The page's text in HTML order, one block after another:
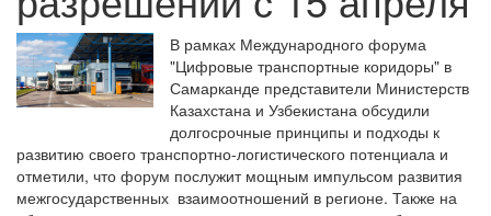
В рамках Международного форума
"Цифровые транспортные коридоры" в
Самарканде представители Министерств
Казахстана и Узбекистана обсудили
долгосрочные принципы и подходы к
развитию своего транспортно-логистического потенциала и
отметили, что форум послужит мощным импульсом развития
межгосударственных взаимоотношений в регионе. Также на